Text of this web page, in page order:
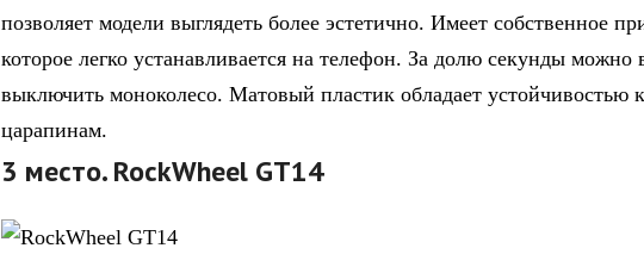
позволяет модели выглядеть более эстетично. Имеет собственное
которое легко устанавливается на телефон. За долю секунды можно
выключить моноколесо. Матовый пластик обладает устойчивостью
царапинам.
3 место. RockWheel GT14